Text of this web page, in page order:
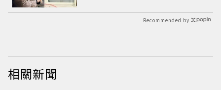
Recommended by
相關新聞